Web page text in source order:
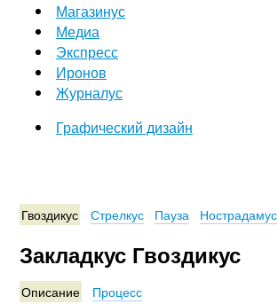
Магазинус
Медиа
Экспресс
Иронов
Журналус
Графический дизайн
Гвоздикус Стрелкус Пауза Нострадамус
Закладкус Гвоздикус
Описание Процесс